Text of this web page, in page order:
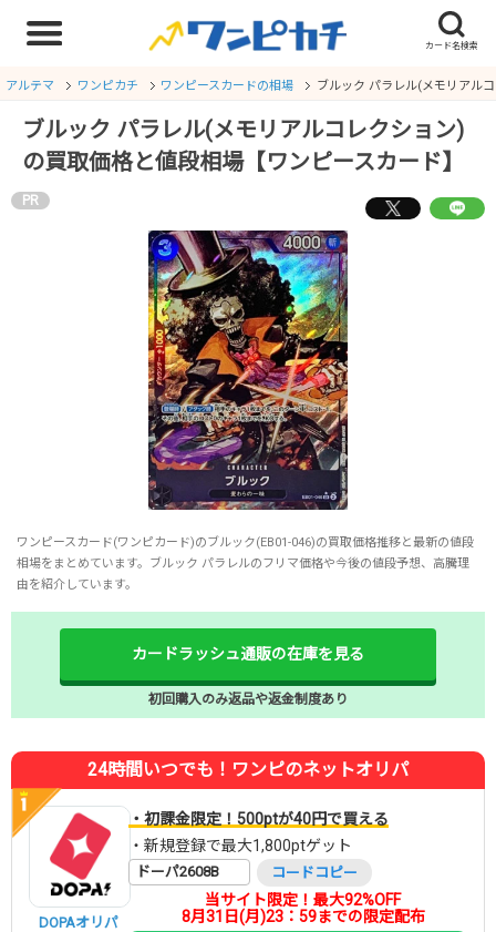
アルテマ ワンピカチ ワンピースカードの相場 ブルック パラレル(メモリアル
ブルック パラレル(メモリアルコレクション)
の買取価格と値段相場【ワンピースカード】
PR
ワンピースカード(ワンピカード)のブルック(EB01-046)の買取価格推移と最新の値段
相場をまとめています。ブルック パラレルのフリマ価格や今後の値段予想、高騰理
由を紹介しています。
カードラッシュ通販の在庫を見る
初回購入のみ返品や返金制度あり
24時間いつでも！ワンピのネットオリパ
DOPAオリパ
・初課金限定！500ptが40円で買える
・新規登録で最大1,800ptゲット
ドーパ2608B コードコピー
当サイト限定！最大92%OFF
8月31日(月)23：59までの限定配布